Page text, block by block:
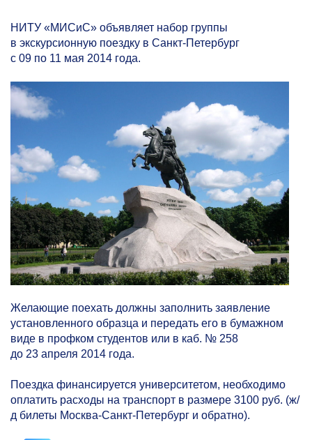
НИТУ «МИСиС» объявляет набор группы
в экскурсионную поездку в Санкт-Петербург
с 09 по 11 мая 2014 года.
Желающие поехать должны заполнить заявление
установленного образца и передать его в бумажном
виде в профком студентов или в каб. № 258
до 23 апреля 2014 года.
Поездка финансируется университетом, необходимо
оплатить расходы на транспорт в размере 3100 руб. (ж/
д билеты Москва-Санкт-Петербург и обратно).